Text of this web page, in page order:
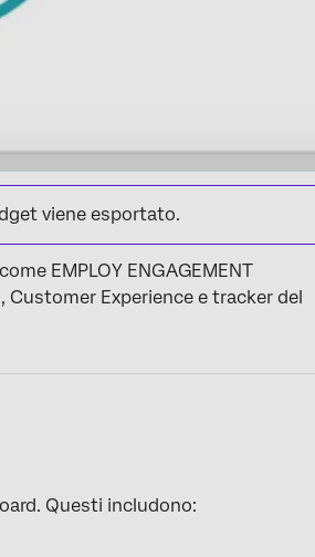
viene esportato.
EMPLOY ENGAGEMENT
Experience e tracker del
Questi includono: